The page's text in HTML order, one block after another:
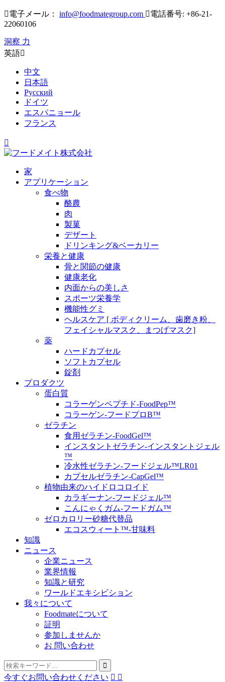
電子メール： info@foodmategroup.com 電話番号: +86-21-
22060106
洞察 力
英語
中文
日本語
Русский
ドイツ
エスパニョール
フランス

家
アプリケーション
食べ物
酪農
肉
製菓
デザート
ドリンキング&ベーカリー
栄養と健康
骨と関節の健康
健康老化
内面からの美しさ
スポーツ栄養学
機能性グミ
ヘルスケア [ ボディクリーム、歯磨き粉、
フェイシャルマスク、まつげマスク]
薬
ハードカプセル
ソフトカプセル
錠剤
プロダクツ
蛋白質
コラーゲンペプチド-FoodPep™
コラーゲン-フードプロB™
ゼラチン
食用ゼラチン-FoodGel™
インスタントゼラチン-インスタントジェル
™
冷水性ゼラチン-フードジェル™LR01
カプセルゼラチン-CapGel™
植物由来のハイドロコロイド
カラギーナン-フードジェル™
こんにゃくガム-フードガム™
ゼロカロリー砂糖代替品
エコスウィート™-甘味料
知識
ニュース
企業ニュース
業界情報
知識と研究
ワールドエキシビション
我々について
Foodmateについて
証明
参加しませんか
お 問い合わせ
今すぐお問い合わせください  